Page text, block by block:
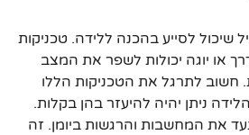
שיכול לסייע בהכנה ללידה. טכניקות
או יוגה יכולות לשפר את המצב
חשוב לתרגל את הטכניקות הללו
ניתן יהיה להיעזר בהן בקלות.
את המחשבות והרגשות ביומן. זה